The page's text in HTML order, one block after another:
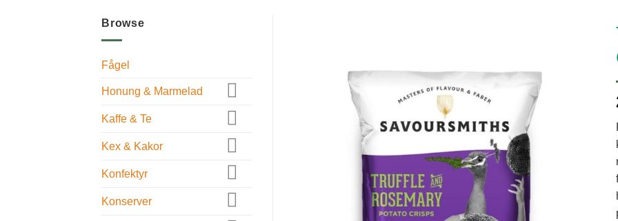
Browse
Fågel
Honung & Marmelad
Kaffe & Te
Kex & Kakor
Konfektyr
Konserver